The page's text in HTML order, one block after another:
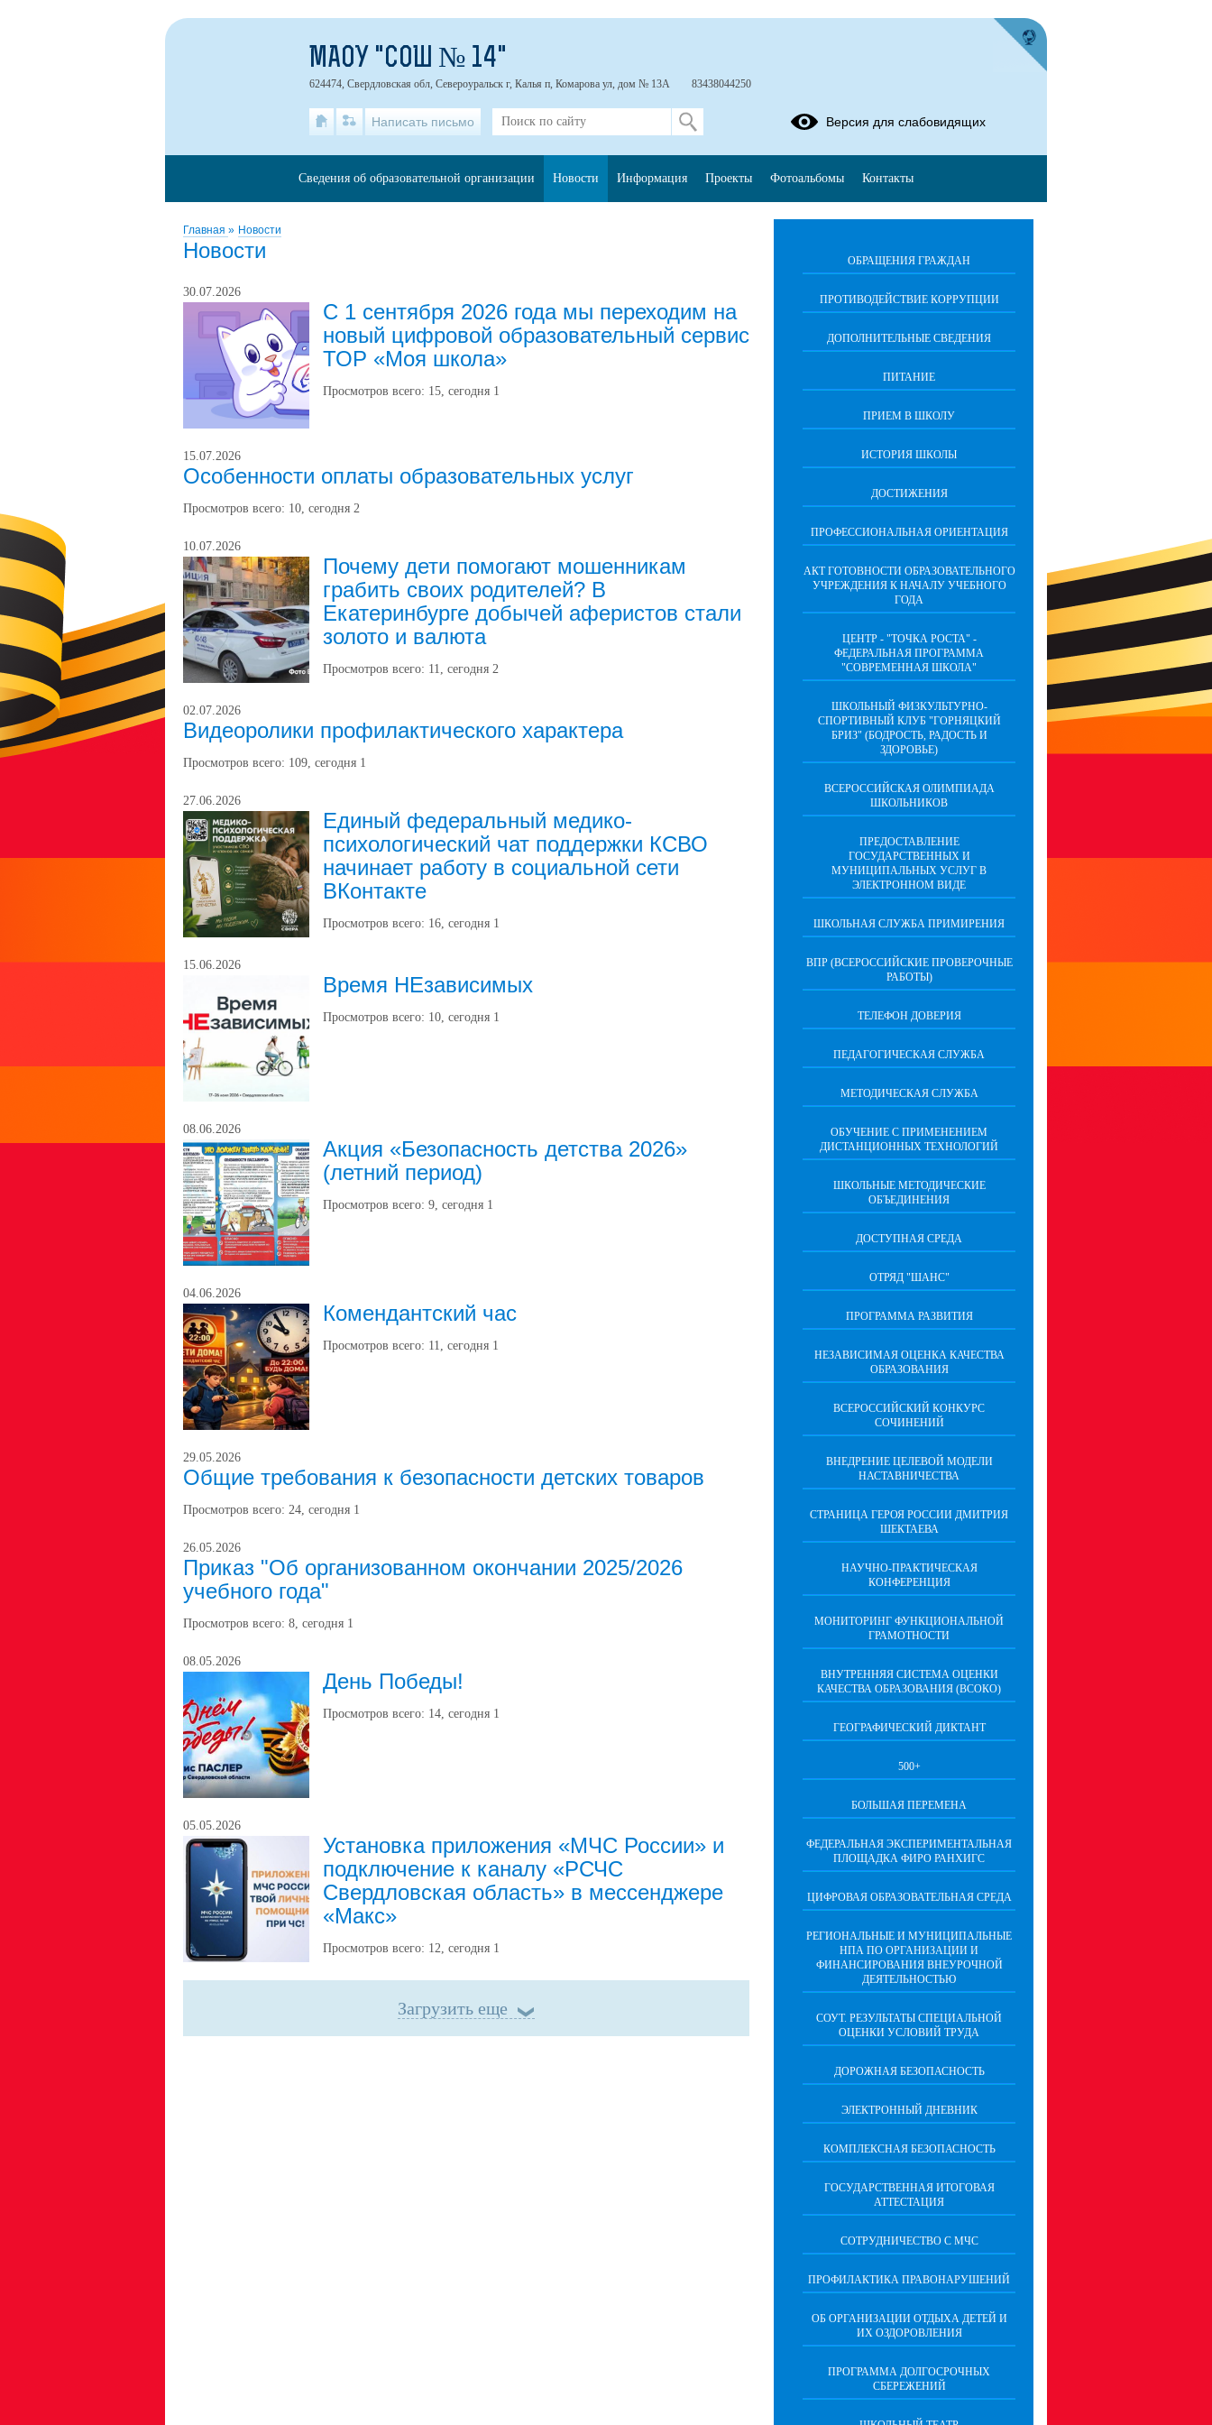
Главная » Новости
Новости
30.07.2026
С 1 сентября 2026 года мы переходим на
новый цифровой образовательный сервис
ТОР «Моя школа»
Просмотров всего: 15, сегодня 1
15.07.2026
Особенности оплаты образовательных услуг
Просмотров всего: 10, сегодня 2
10.07.2026
Почему дети помогают мошенникам
грабить своих родителей? В
Екатеринбурге добычей аферистов стали
золото и валюта
Просмотров всего: 11, сегодня 2
02.07.2026
Видеоролики профилактического характера
Просмотров всего: 109, сегодня 1
27.06.2026
Единый федеральный медико-
психологический чат поддержки КСВО
начинает работу в социальной сети
ВКонтакте
Просмотров всего: 16, сегодня 1
15.06.2026
Время НЕзависимых
Просмотров всего: 10, сегодня 1
08.06.2026
Акция «Безопасность детства 2026»
(летний период)
Просмотров всего: 9, сегодня 1
04.06.2026
Комендантский час
Просмотров всего: 11, сегодня 1
29.05.2026
Общие требования к безопасности детских товаров
Просмотров всего: 24, сегодня 1
26.05.2026
Приказ "Об организованном окончании 2025/2026
учебного года"
Просмотров всего: 8, сегодня 1
08.05.2026
День Победы!
Просмотров всего: 14, сегодня 1
05.05.2026
Установка приложения «МЧС России» и
подключение к каналу «РСЧС
Свердловская область» в мессенджере
«Макс»
Просмотров всего: 12, сегодня 1
Загрузить еще
ОБРАЩЕНИЯ ГРАЖДАН
ПРОТИВОДЕЙСТВИЕ КОРРУПЦИИ
ДОПОЛНИТЕЛЬНЫЕ СВЕДЕНИЯ
ПИТАНИЕ
ПРИЕМ В ШКОЛУ
ИСТОРИЯ ШКОЛЫ
ДОСТИЖЕНИЯ
ПРОФЕССИОНАЛЬНАЯ ОРИЕНТАЦИЯ
АКТ ГОТОВНОСТИ ОБРАЗОВАТЕЛЬНОГО
УЧРЕЖДЕНИЯ К НАЧАЛУ УЧЕБНОГО
ГОДА
ЦЕНТР - "ТОЧКА РОСТА" -
ФЕДЕРАЛЬНАЯ ПРОГРАММА
"СОВРЕМЕННАЯ ШКОЛА"
ШКОЛЬНЫЙ ФИЗКУЛЬТУРНО-
СПОРТИВНЫЙ КЛУБ "ГОРНЯЦКИЙ
БРИЗ" (БОДРОСТЬ, РАДОСТЬ И
ЗДОРОВЬЕ)
ВСЕРОССИЙСКАЯ ОЛИМПИАДА
ШКОЛЬНИКОВ
ПРЕДОСТАВЛЕНИЕ
ГОСУДАРСТВЕННЫХ И
МУНИЦИПАЛЬНЫХ УСЛУГ В
ЭЛЕКТРОННОМ ВИДЕ
ШКОЛЬНАЯ СЛУЖБА ПРИМИРЕНИЯ
ВПР (ВСЕРОССИЙСКИЕ ПРОВЕРОЧНЫЕ
РАБОТЫ)
ТЕЛЕФОН ДОВЕРИЯ
ПЕДАГОГИЧЕСКАЯ СЛУЖБА
МЕТОДИЧЕСКАЯ СЛУЖБА
ОБУЧЕНИЕ С ПРИМЕНЕНИЕМ
ДИСТАНЦИОННЫХ ТЕХНОЛОГИЙ
ШКОЛЬНЫЕ МЕТОДИЧЕСКИЕ
ОБЪЕДИНЕНИЯ
ДОСТУПНАЯ СРЕДА
ОТРЯД "ШАНС"
ПРОГРАММА РАЗВИТИЯ
НЕЗАВИСИМАЯ ОЦЕНКА КАЧЕСТВА
ОБРАЗОВАНИЯ
ВСЕРОССИЙСКИЙ КОНКУРС
СОЧИНЕНИЙ
ВНЕДРЕНИЕ ЦЕЛЕВОЙ МОДЕЛИ
НАСТАВНИЧЕСТВА
СТРАНИЦА ГЕРОЯ РОССИИ ДМИТРИЯ
ШЕКТАЕВА
НАУЧНО-ПРАКТИЧЕСКАЯ
КОНФЕРЕНЦИЯ
МОНИТОРИНГ ФУНКЦИОНАЛЬНОЙ
ГРАМОТНОСТИ
ВНУТРЕННЯЯ СИСТЕМА ОЦЕНКИ
КАЧЕСТВА ОБРАЗОВАНИЯ (ВСОКО)
ГЕОГРАФИЧЕСКИЙ ДИКТАНТ
500+
БОЛЬШАЯ ПЕРЕМЕНА
ФЕДЕРАЛЬНАЯ ЭКСПЕРИМЕНТАЛЬНАЯ
ПЛОЩАДКА ФИРО РАНХИГС
ЦИФРОВАЯ ОБРАЗОВАТЕЛЬНАЯ СРЕДА
РЕГИОНАЛЬНЫЕ И МУНИЦИПАЛЬНЫЕ
НПА ПО ОРГАНИЗАЦИИ И
ФИНАНСИРОВАНИЯ ВНЕУРОЧНОЙ
ДЕЯТЕЛЬНОСТЬЮ
СОУТ. РЕЗУЛЬТАТЫ СПЕЦИАЛЬНОЙ
ОЦЕНКИ УСЛОВИЙ ТРУДА
ДОРОЖНАЯ БЕЗОПАСНОСТЬ
ЭЛЕКТРОННЫЙ ДНЕВНИК
КОМПЛЕКСНАЯ БЕЗОПАСНОСТЬ
ГОСУДАРСТВЕННАЯ ИТОГОВАЯ
АТТЕСТАЦИЯ
CОТРУДНИЧЕСТВО С МЧС
ПРОФИЛАКТИКА ПРАВОНАРУШЕНИЙ
ОБ ОРГАНИЗАЦИИ ОТДЫХА ДЕТЕЙ И
ИХ ОЗДОРОВЛЕНИЯ
ПРОГРАММА ДОЛГОСРОЧНЫХ
СБЕРЕЖЕНИЙ
МАОУ "СОШ № 14"
624474, Свердловская обл, Североуральск г, Калья п, Комарова ул, дом № 13А 83438044250
Написать письмо Версия для слабовидящих
Сведения об образовательной организации Новости Информация Проекты Фотоальбомы Контакты